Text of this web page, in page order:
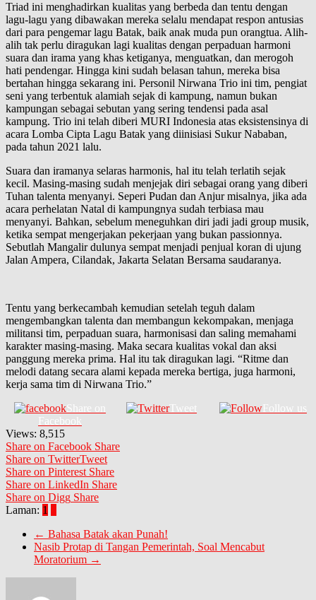
Triad ini menghadirkan kualitas yang berbeda dan tentu dengan
lagu-lagu yang dibawakan mereka selalu mendapat respon antusias
dari para pengemar lagu Batak, baik anak muda pun orangtua. Alih-
alih tak perlu diragukan lagi kualitas dengan perpaduan harmoni
suara dan irama yang khas ketiganya, menguatkan, dan merogoh
hati pendengar. Hingga kini sudah belasan tahun, mereka bisa
bertahan hingga sekarang ini. Personil Nirwana Trio ini tim, pengiat
seni yang terbentuk alamiah sejak di kampung, namun bukan
kampungan sebagai sebutan yang sering tendensi pada asal
kampung. Trio ini telah diberi MURI Indonesia atas eksistensinya di
acara Lomba Cipta Lagu Batak yang diinisiasi Sukur Nababan,
pada tahun 2021 lalu.
Suara dan iramanya selaras harmonis, hal itu telah terlatih sejak
kecil. Masing-masing sudah menjejak diri sebagai orang yang diberi
Tuhan talenta menyanyi. Seperi Pudan dan Anjur misalnya, jika ada
acara perhelatan Natal di kampungnya sudah terbiasa mau
menyanyi. Bahkan, sebelum meneguhkan diri jadi jadi group musik,
ketika sempat mengerjakan pekerjaan yang bukan passionnya.
Sebutlah Mangalir dulunya sempat menjadi penjual koran di ujung
Jalan Ampera, Cilandak, Jakarta Selatan Bersama saudaranya.
Tentu yang berkecambah kemudian setelah teguh dalam
mengembangkan talenta dan membangun kekompakan, menjaga
militansi tim, perpaduan suara, harmonisasi dan saling memahami
karakter masing-masing. Maka secara kualitas vokal dan aksi
panggung mereka prima. Hal itu tak diragukan lagi. “Ritme dan
melodi datang secara alami kepada mereka bertiga, juga harmoni,
kerja sama tim di Nirwana Trio.”
Share on
Facebook
Tweet Follow us
Views: 8,515
Share on Facebook Share
Share on TwitterTweet
Share on Pinterest Share
Share on LinkedIn Share
Share on Digg Share
Laman: 1
← Bahasa Batak akan Punah!
Nasib Protap di Tangan Pemerintah, Soal Mencabut
Moratorium →